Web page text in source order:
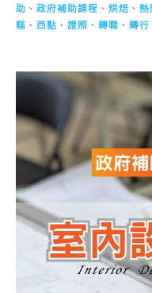
助 、 政府補助課程 、 烘焙 、 熱
糕 、 西點 、 證照 、 轉職 、 轉行